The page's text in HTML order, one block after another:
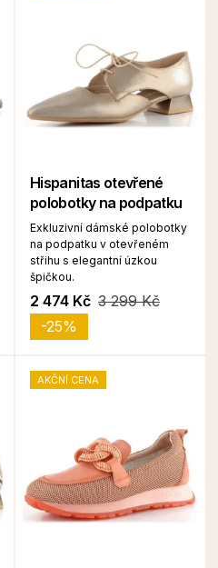
Hispanitas otevřené
polobotky na podpatku
Exkluzivní dámské polobotky
na podpatku v otevřeném
střihu s elegantní úzkou
špičkou.
2 474 Kč 3 299 Kč
-25%
AKČNÍ CENA